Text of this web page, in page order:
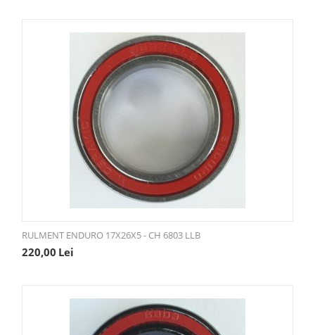
RULMENT ENDURO 17X26X5 - CH 6803 LLB
220,00 Lei